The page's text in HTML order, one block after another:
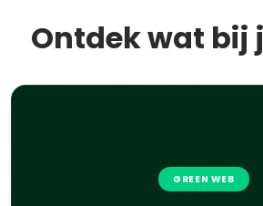
Ontdek wat bij
GREEN WEB